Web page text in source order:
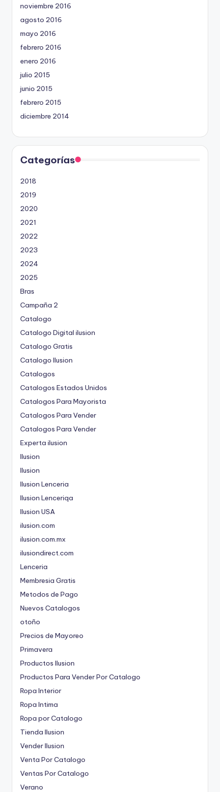
noviembre 2016
agosto 2016
mayo 2016
febrero 2016
enero 2016
julio 2015
junio 2015
febrero 2015
diciembre 2014
Categorías
2018
2019
2020
2021
2022
2023
2024
2025
Bras
Campaña 2
Catalogo
Catalogo Digital ilusion
Catalogo Gratis
Catalogo Ilusion
Catalogos
Catalogos Estados Unidos
Catalogos Para Mayorista
Catalogos Para Vender
Catalogos Para Vender
Experta ilusion
Ilusion
Ilusion
Ilusion Lenceria
Ilusion Lenceriqa
Ilusion USA
ilusion.com
ilusion.com.mx
ilusiondirect.com
Lenceria
Membresia Gratis
Metodos de Pago
Nuevos Catalogos
otoño
Precios de Mayoreo
Primavera
Productos Ilusion
Productos Para Vender Por Catalogo
Ropa Interior
Ropa Intima
Ropa por Catalogo
Tienda Ilusion
Vender Ilusion
Venta Por Catalogo
Ventas Por Catalogo
Verano